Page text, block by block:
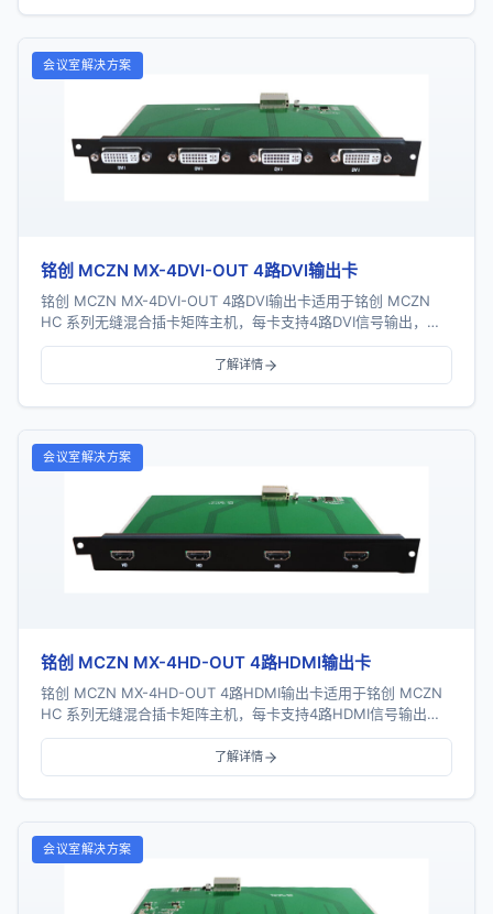
会议室解决方案
铭创 MCZN MX-4DVI-OUT 4路DVI输出卡
铭创 MCZN MX-4DVI-OUT 4路DVI输出卡适用于铭创 MCZN
HC 系列无缝混合插卡矩阵主机，每卡支持4路DVI信号输出，采
用一卡四路插卡式结构...
了解详情
会议室解决方案
铭创 MCZN MX-4HD-OUT 4路HDMI输出卡
铭创 MCZN MX-4HD-OUT 4路HDMI输出卡适用于铭创 MCZN
HC 系列无缝混合插卡矩阵主机，每卡支持4路HDMI信号输出，
采用一卡四路插卡式结...
了解详情
会议室解决方案